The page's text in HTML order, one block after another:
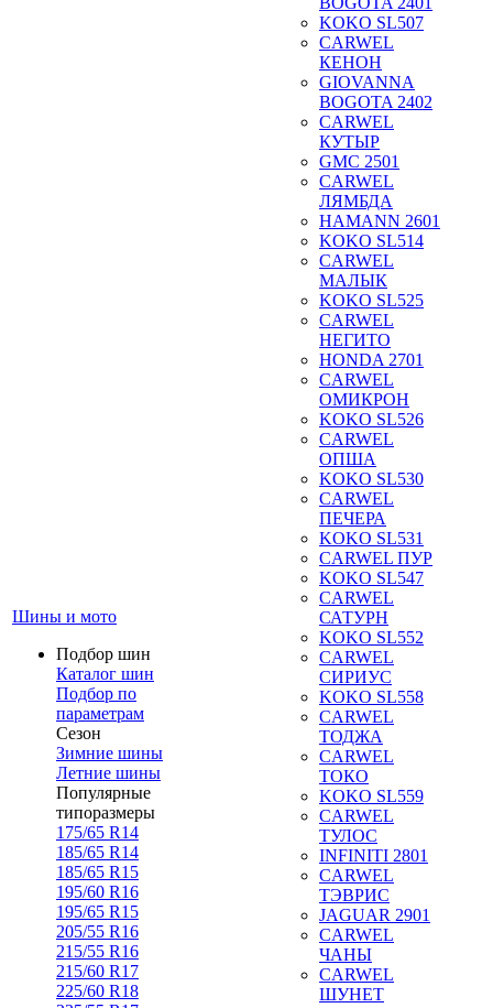
Шины и мото
Подбор шин
Каталог шин
Подбор по
параметрам
Сезон
Зимние шины
Летние шины
Популярные
типоразмеры
175/65 R14
185/65 R14
185/65 R15
195/60 R16
195/65 R15
205/55 R16
215/55 R16
215/60 R17
225/60 R18
KOKO SL507
CARWEL
КЕНОН
GIOVANNA
BOGOTA 2402
CARWEL
КУТЫР
GMC 2501
CARWEL
ЛЯМБДА
HAMANN 2601
KOKO SL514
CARWEL
МАЛЫК
KOKO SL525
CARWEL
НЕГИТО
HONDA 2701
CARWEL
ОМИКРОН
KOKO SL526
CARWEL
ОПША
KOKO SL530
CARWEL
ПЕЧЕРА
KOKO SL531
CARWEL ПУР
KOKO SL547
CARWEL
САТУРН
KOKO SL552
CARWEL
СИРИУС
KOKO SL558
CARWEL
ТОДЖА
CARWEL
ТОКО
KOKO SL559
CARWEL
ТУЛОС
INFINITI 2801
CARWEL
ТЭВРИС
JAGUAR 2901
CARWEL
ЧАНЫ
CARWEL
ШУНЕТ